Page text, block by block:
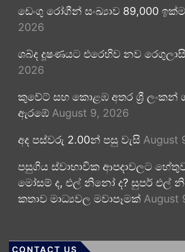
ඩෙංගු රෝගීන් සංඛ්‍යාව 89,000
2026
ශබ්ද දූෂණයට එරෙහිව නව රෙගුලාසි
2026
කුවේට් සහ කොළඹ අතර ශ්‍රී ලංකන්
ඇරඹේ August 9, 2026
අද පස්වරු 2.00න් පසු වැසි August
පසුගිය ස්වාභාවික ආපදාවලට
මෝසම් ද, එල් නිනෝ ද? සුපර් එල්
කතාව මාධ්‍යවල මවාපෑමක් August
CONTACT US